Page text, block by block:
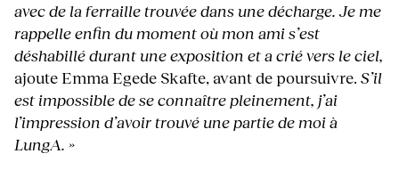
avec de la ferraille trouvée dans une décharge. Je me
rappelle enfin du moment où mon ami s’est
déshabillé durant une exposition et a crié vers le ciel,
ajoute Emma Egede Skafte, avant de poursuivre. S’il
est impossible de se connaître pleinement, j’ai
l’impression d’avoir trouvé une partie de moi à
LungA. »